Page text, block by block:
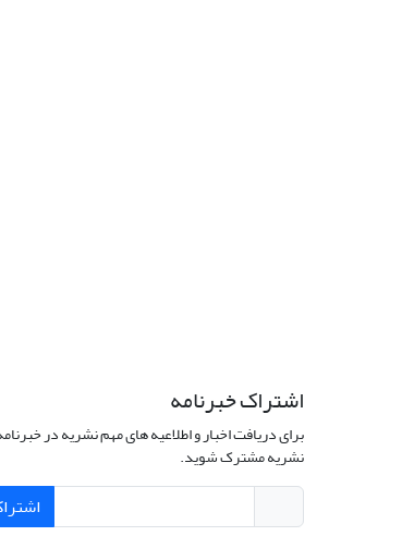
اشتراک خبرنامه
برای دریافت اخبار و اطلاعیه های مهم نشریه در
نشریه مشترک شوید.